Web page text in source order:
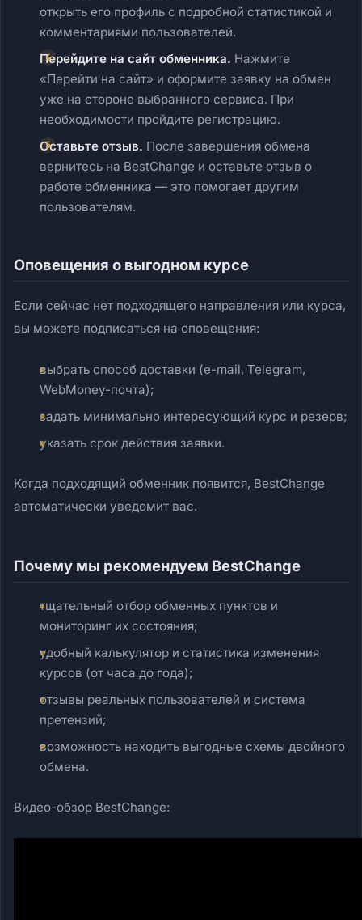
открыть его профиль с подробной статистикой и
комментариями пользователей.
Перейдите на сайт обменника. Нажмите
«Перейти на сайт» и оформите заявку на обмен
уже на стороне выбранного сервиса. При
необходимости пройдите регистрацию.
Оставьте отзыв. После завершения обмена
вернитесь на BestChange и оставьте отзыв о
работе обменника — это помогает другим
пользователям.
Оповещения о выгодном курсе
Если сейчас нет подходящего направления или курса,
вы можете подписаться на оповещения:
выбрать способ доставки (e-mail, Telegram,
WebMoney-почта);
задать минимально интересующий курс и резерв;
указать срок действия заявки.
Когда подходящий обменник появится, BestChange
автоматически уведомит вас.
Почему мы рекомендуем BestChange
тщательный отбор обменных пунктов и
мониторинг их состояния;
удобный калькулятор и статистика изменения
курсов (от часа до года);
отзывы реальных пользователей и система
претензий;
возможность находить выгодные схемы двойного
обмена.
Видео-обзор BestChange: